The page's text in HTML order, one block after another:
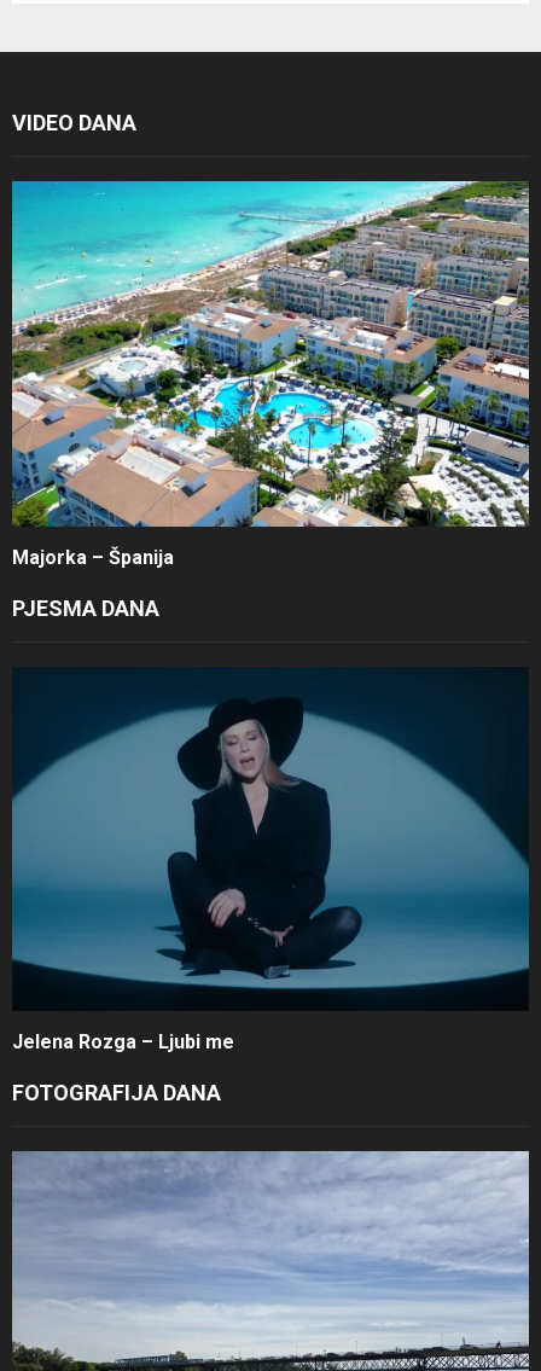
VIDEO DANA
Majorka – Španija
PJESMA DANA
Jelena Rozga – Ljubi me
FOTOGRAFIJA DANA